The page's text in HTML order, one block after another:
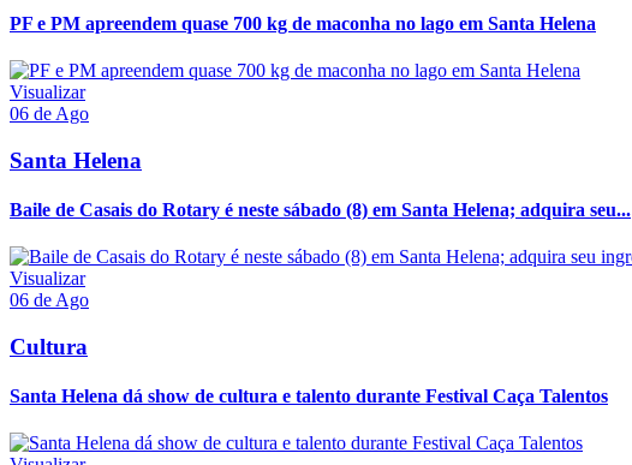
PF e PM apreendem quase 700 kg de maconha no lago em Santa Helena
Visualizar
06 de Ago
Santa Helena
Baile de Casais do Rotary é neste sábado (8) em Santa Helena; adquira seu...
Visualizar
06 de Ago
Cultura
Santa Helena dá show de cultura e talento durante Festival Caça Talentos